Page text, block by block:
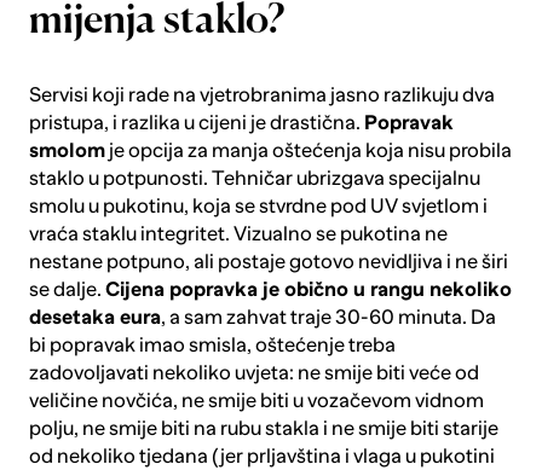
mijenja staklo?
Servisi koji rade na vjetrobranima jasno razlikuju dva
pristupa, i razlika u cijeni je drastična. Popravak
smolomje opcija za manja oštećenja koja nisu probila
staklo u potpunosti. Tehničar ubrizgava specijalnu
smolu u pukotinu, koja se stvrdne pod UV svjetlom i
vraća staklu integritet. Vizualno se pukotina ne
nestane potpuno, ali postaje gotovo nevidljiva i ne širi
se dalje. Cijena popravka je obično u rangu nekoliko
desetaka eura, a sam zahvat traje 30-60 minuta. Da
bi popravak imao smisla, oštećenje treba
zadovoljavati nekoliko uvjeta: ne smije biti veće od
veličine novčića, ne smije biti u vozačevom vidnom
polju, ne smije biti na rubu stakla i ne smije biti starije
od nekoliko tjedana (jer prljavština i vlaga u pukotini